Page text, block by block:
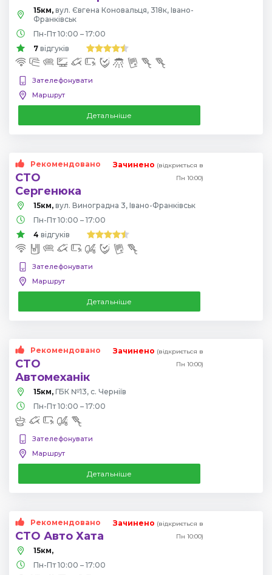
15км, вул. Євгена Коновальця, 318к, Івано-
Франківськ
Пн-Пт 10:00 – 17:00
7 відгуків
Зателефонувати
Маршрут
Детальніше
Рекомендовано
СТО
Сергенюка
Зачинено (відкриється в
Пн 10:00)
15км, вул. Виноградна 3, Івано-Франківськ
Пн-Пт 10:00 – 17:00
4 відгуків
Зателефонувати
Маршрут
Детальніше
Рекомендовано
СТО
Автомеханік
Зачинено (відкриється в
Пн 10:00)
15км, ГБК №13, с. Черніїв
Пн-Пт 10:00 – 17:00
Зателефонувати
Маршрут
Детальніше
Рекомендовано
СТО Авто Хата
Зачинено (відкриється в
Пн 10:00)
15км,
Пн-Пт 10:00 – 17:00